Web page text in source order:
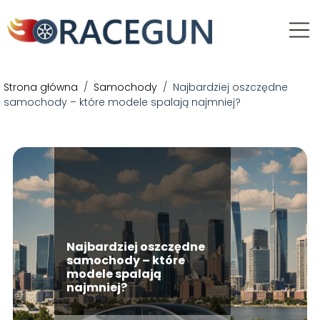
Strona główna / Samochody / Najbardziej oszczędne
samochody – które modele spalają najmniej?
Najbardziej oszczędne
samochody – które
modele spalają
najmniej?